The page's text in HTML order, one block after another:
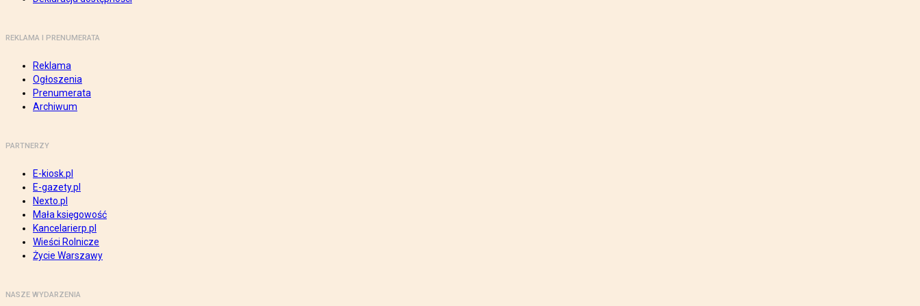
REKLAMA I PRENUMERATA
Reklama
Ogłoszenia
Prenumerata
Archiwum
PARTNERZY
E-kiosk.pl
E-gazety.pl
Nexto.pl
Mała księgowość
Kancelarierp.pl
Wieści Rolnicze
Życie Warszawy
NASZE WYDARZENIA